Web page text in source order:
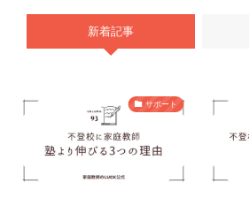
新着記事
サポート